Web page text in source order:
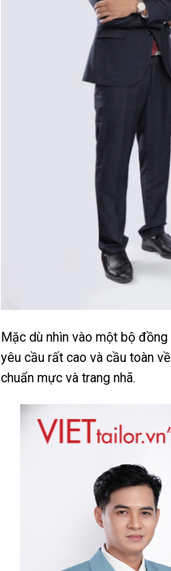
Mặc dù nhìn vào một bộ
yêu cầu rất cao và cầu toàn
chuẩn mực và trang nhã.